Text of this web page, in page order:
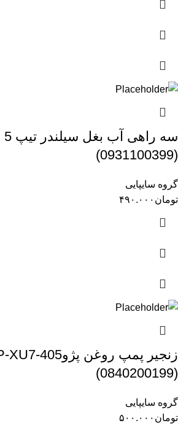
(0931100399)
گروه سایپایی
تومان ۴۹۰.۰۰۰
(0840200199)
گروه سایپایی
تومان ۵۰۰.۰۰۰